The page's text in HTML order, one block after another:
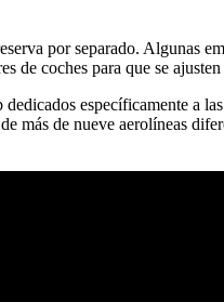
por separado. Algunas
de coches para que se
específicamente a
más de nueve aerolíneas